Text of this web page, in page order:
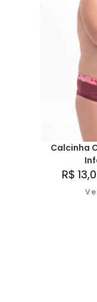
Calcinha
R$